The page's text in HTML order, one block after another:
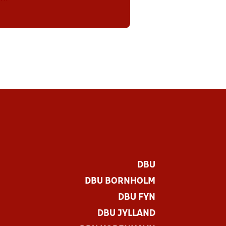
DBU
DBU BORNHOLM
DBU FYN
DBU JYLLAND